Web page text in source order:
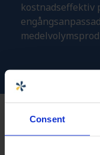
Consent
kostnadseffektiv